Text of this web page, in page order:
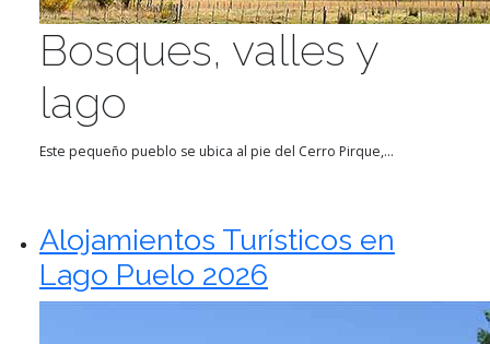
Bosques, valles y
lago
Este pequeño pueblo se ubica al pie del Cerro Pirque,...
Alojamientos Turísticos en
Lago Puelo 2026